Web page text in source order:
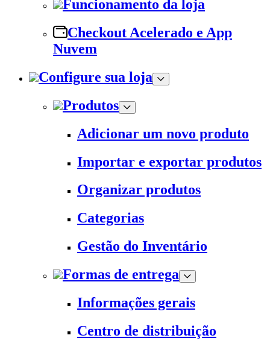
Funcionamento da loja
Checkout Acelerado e App
Nuvem
Configure sua loja
Produtos
Adicionar um novo produto
Importar e exportar produtos
Organizar produtos
Categorias
Gestão do Inventário
Formas de entrega
Informações gerais
Centro de distribuição